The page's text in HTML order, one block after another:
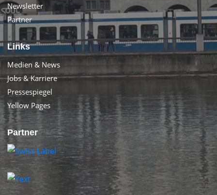
Newsletter
Partner
Links
Medien & News
Jobs & Karriere
Pressespiegel
Yellow Pages
Partner